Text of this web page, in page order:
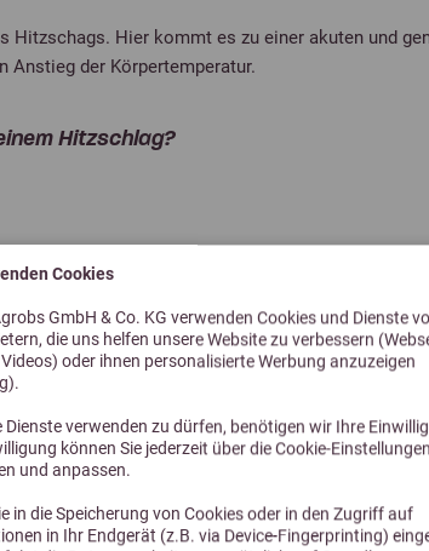
Cookies
GmbH & Co. KG verwenden Cookies und Dienste
die uns helfen unsere Website zu verbessern
oder ihnen personalisierte Werbung anzuzeigen
Dienste verwenden zu dürfen, benötigen wir Ihre
können Sie jederzeit über die Cookie-Einstellungen
und anpassen.
in die Speicherung von Cookies oder in den Zugriff auf
in Ihr Endgerät (z.B. via Device-Fingerprinting)
Hitzschags. Hier kommt es zu einer akuten und
Anstieg der Körpertemperatur.
Hitzschlag?
tun?
Mengen tränken (2–3 l alle 5–10 Min.)